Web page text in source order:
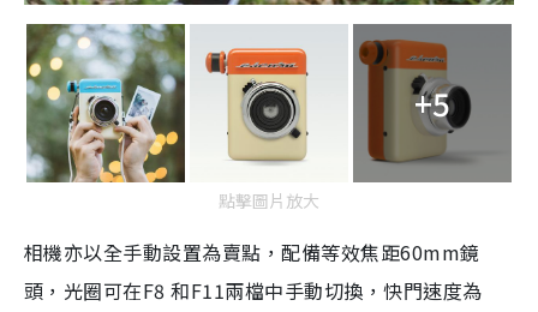
+5
點擊圖片放大
相機亦以全手動設置為賣點，配備等效焦距60mm鏡
頭 ，光圈可在F8和F11兩檔中手動切換，快門速度為